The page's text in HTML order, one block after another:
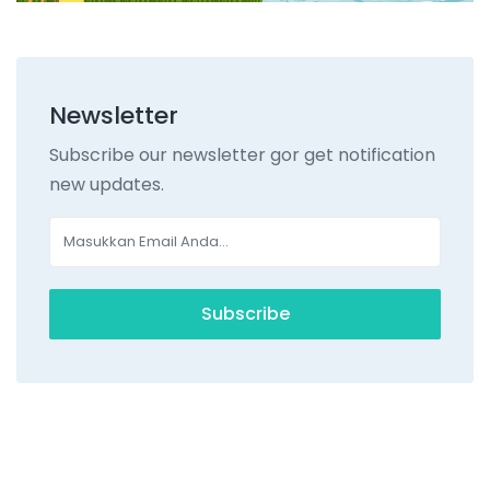
Newsletter
Subscribe our newsletter gor get notification
new updates.
Subscribe